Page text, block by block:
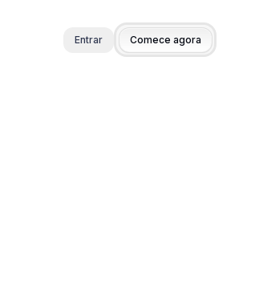
Entrar Comece agora